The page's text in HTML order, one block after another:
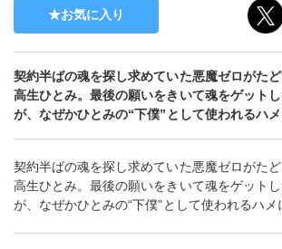
お気に入り
契約半ばの魂を探し求めていた悪魔ゼロがた
高生ひとみ。最後の願いをきいて魂をゲット
が、なぜかひとみの“下僕”として使われるハ
契約半ばの魂を探し求めていた悪魔ゼロがた
高生ひとみ。最後の願いをきいて魂をゲット
が、なぜかひとみの“下僕”として使われるハメ